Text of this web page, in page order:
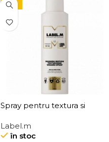
-15%
Spray pentru textura si
de par Label.m Fashion
Edition Texturising Volume
Label.m
în stoc